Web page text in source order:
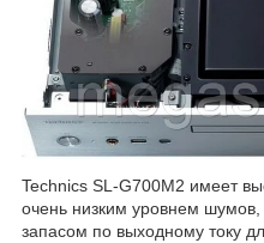
Technics SL-G700M2 имеет
очень низким уровнем
запасом по выходному току